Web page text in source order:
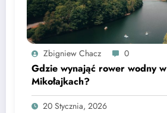
Zbigniew Chacz 0
Gdzie wynająć rower wodny w
Mikołajkach?
20 Stycznia, 2026